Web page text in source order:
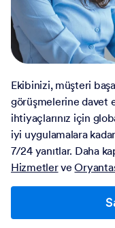
Ekibinizi, müşteri
görüşmelerine davet
ihtiyaçlarınız için
iyi uygulamalara
7/24 yanıtlar. Daha
Hizmetlerve